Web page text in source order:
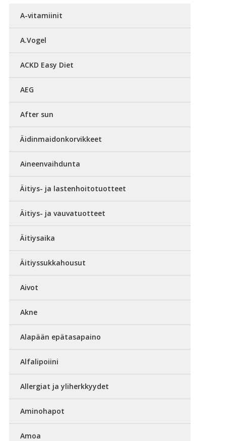
A-vitamiinit
A.Vogel
ACKD Easy Diet
AEG
After sun
Äidinmaidonkorvikkeet
Aineenvaihdunta
Äitiys- ja lastenhoitotuotteet
Äitiys- ja vauvatuotteet
Äitiysaika
Äitiyssukkahousut
Aivot
Akne
Alapään epätasapaino
Alfalipoiini
Allergiat ja yliherkkyydet
Aminohapot
Amoa